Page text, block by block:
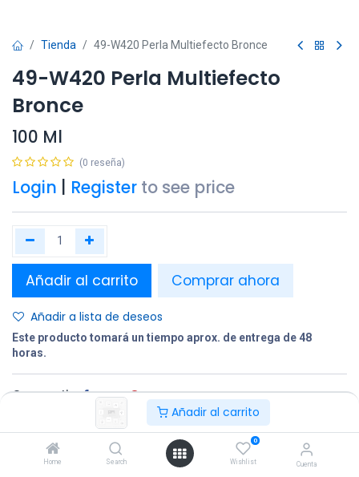
Añadir al carrito
Home Search
0
Wishlist Cuenta
Tienda 49-W420 Perla Multiefecto Bronce
49-W420 Perla Multiefecto
Bronce
100 Ml
(0 reseña)
Login Register to see price
Añadir al carrito Comprar ahora
Añadir a lista de deseos
Este producto tomará un tiempo aprox. de entrega de 48
horas.
Compartir
Terminos y condiciones: